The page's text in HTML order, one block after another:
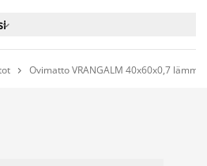

 Ovimatto VRANGALM 40x60x0,7